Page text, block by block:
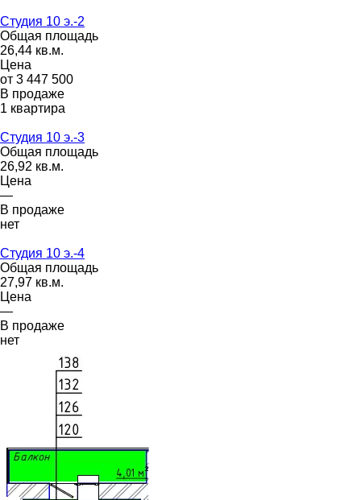
Студия 10 э.-2
Общая площадь
26,44 кв.м.
Цена
от 3 447 500
В продаже
1 квартира
Студия 10 э.-3
Общая площадь
26,92 кв.м.
Цена
—
В продаже
нет
Студия 10 э.-4
Общая площадь
27,97 кв.м.
Цена
—
В продаже
нет